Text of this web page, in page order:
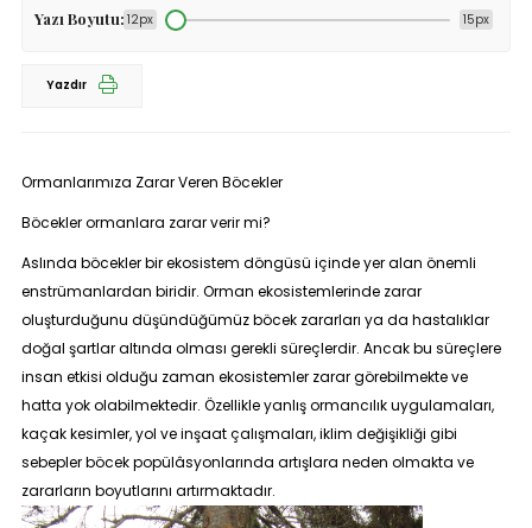
Yazı Boyutu: 12px 15px
Yazdır
Ormanlarımıza Zarar Veren Böcekler
Böcekler ormanlara zarar verir mi?
Aslında böcekler bir ekosistem döngüsü içinde yer alan önemli
enstrümanlardan biridir. Orman ekosistemlerinde zarar
oluşturduğunu düşündüğümüz böcek zararları ya da hastalıklar
doğal şartlar altında olması gerekli süreçlerdir. Ancak bu süreçlere
insan etkisi olduğu zaman ekosistemler zarar görebilmekte ve
hatta yok olabilmektedir. Özellikle yanlış ormancılık uygulamaları,
kaçak kesimler, yol ve inşaat çalışmaları, iklim değişikliği gibi
sebepler böcek popülâsyonlarında artışlara neden olmakta ve
zararların boyutlarını artırmaktadır.